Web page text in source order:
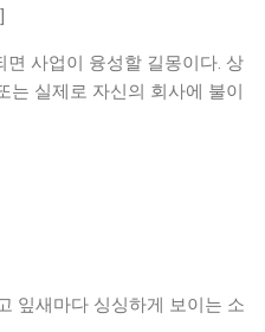
사업이 융성할 길몽이다. 상
는 실제로 자신의 회사에 불이
잎새마다 싱싱하게 보이는 소